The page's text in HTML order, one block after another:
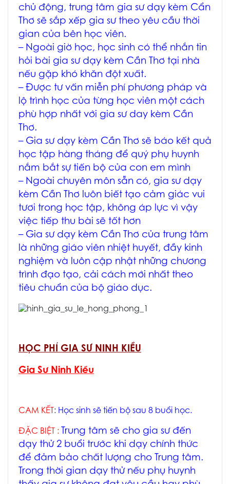
chủ động, trung tâm gia sư dạy kèm Cẩn
Thơ sẽ sắp xếp gia sư theo yêu cầu thời
gian của bên học viên.
– Ngoài giờ học, học sinh có thể nhắn tin
hỏi bài gia sư dạy kèm Cần Thơ tại nhà
nếu gặp khó khăn đột xuất.
– Được tư vấn miễn phí phương pháp và
lộ trình học của từng học viên một cách
phù hợp nhất với gia sư day kèm Cần
Thơ.
– Gia sư dạy kèm Cần Thơ sẽ báo kết quả
học tập hàng tháng để quý phụ huynh
nắm bắt sự tiến bộ của con em mình
– Ngoài chuyên môn sẵn có, gia sư dạy
kèm Cần Thơ luôn biết tạo cảm giác vui
tươi trong học tập, không áp lực vì vậy
việc tiếp thu bài sẽ tốt hơn
– Gia sư dạy kèm Cần Thơ của trung tâm
là những giáo viên nhiệt huyết, đầy kinh
nghiệm và luôn cập nhật những chương
trình đạo tạo, cải cách mới nhất theo
tiêu chuẩn của bộ giáo dục.
HỌC PHÍ GIA SƯ NINH KIỀU
Gia Sư Ninh Kiều
CAM KẾT : Học sinh sẽ tiến bộ sau 8 buổi học.
ĐẶC BIỆT : Trung tâm sẽ cho gia sư đến
dạy thử 2 buổi trước khi dạy chính thức
để đảm bảo chất lượng cho Trung tâm.
Trong thời gian dạy thử nếu phụ huynh